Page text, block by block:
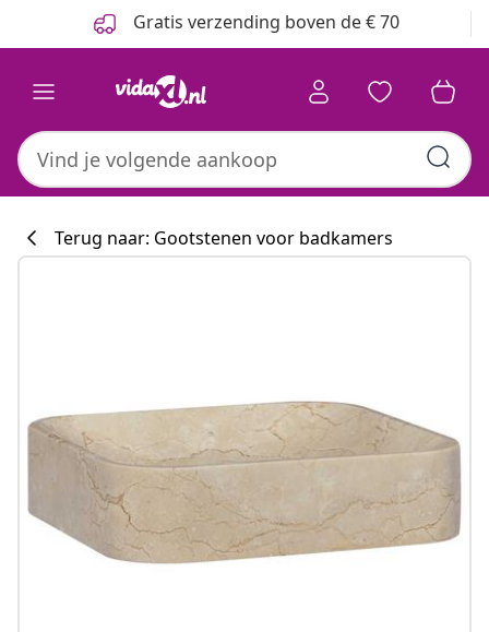
Gratis verzending boven de € 70
Terug naar: Gootstenen voor badkamers